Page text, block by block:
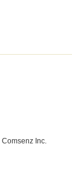
Comsenz Inc.